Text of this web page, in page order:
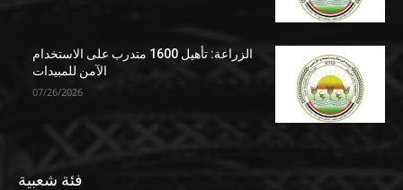
الزراعة: تأهيل 1600 متدرب على الاستخدام
الآمن للمبيدات
07/26/2026
فئة شعبية